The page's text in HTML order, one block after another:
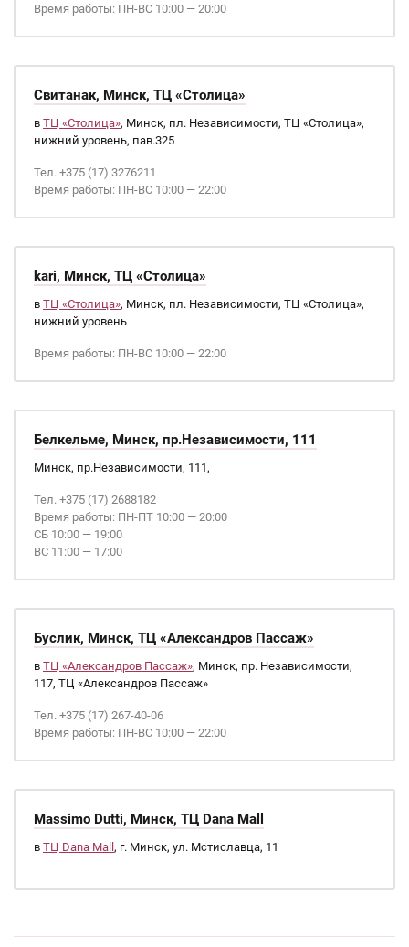
Время работы: ПН-ВС 10:00 — 20:00
Свитанак, Минск, ТЦ «Столица»
в ТЦ «Столица», Минск, пл. Независимости, ТЦ «Столица»,
нижний уровень, пав.325
Тел. +375 (17) 3276211
Время работы: ПН-ВС 10:00 — 22:00
kari, Минск, ТЦ «Столица»
в ТЦ «Столица», Минск, пл. Независимости, ТЦ «Столица»,
нижний уровень
Время работы: ПН-ВС 10:00 — 22:00
Белкельме, Минск, пр.Независимости, 111
Минск, пр.Независимости, 111,
Тел. +375 (17) 2688182
Время работы: ПН-ПТ 10:00 — 20:00
СБ 10:00 — 19:00
ВС 11:00 — 17:00
Буслик, Минск, ТЦ «Александров Пассаж»
в ТЦ «Александров Пассаж», Минск, пр. Независимости,
117, ТЦ «Александров Пассаж»
Тел. +375 (17) 267-40-06
Время работы: ПН-ВС 10:00 — 22:00
Massimo Dutti, Минск, ТЦ Dana Mall
в ТЦ Dana Mall , г. Минск, ул. Мстиславца, 11
Страницы